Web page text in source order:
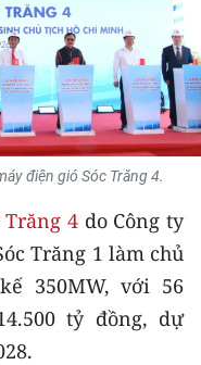
điện gió Sóc Trăng 4.
Trăng 4 do Công ty
Trăng 1 làm chủ
350MW, với 56
tỷ đồng, dự